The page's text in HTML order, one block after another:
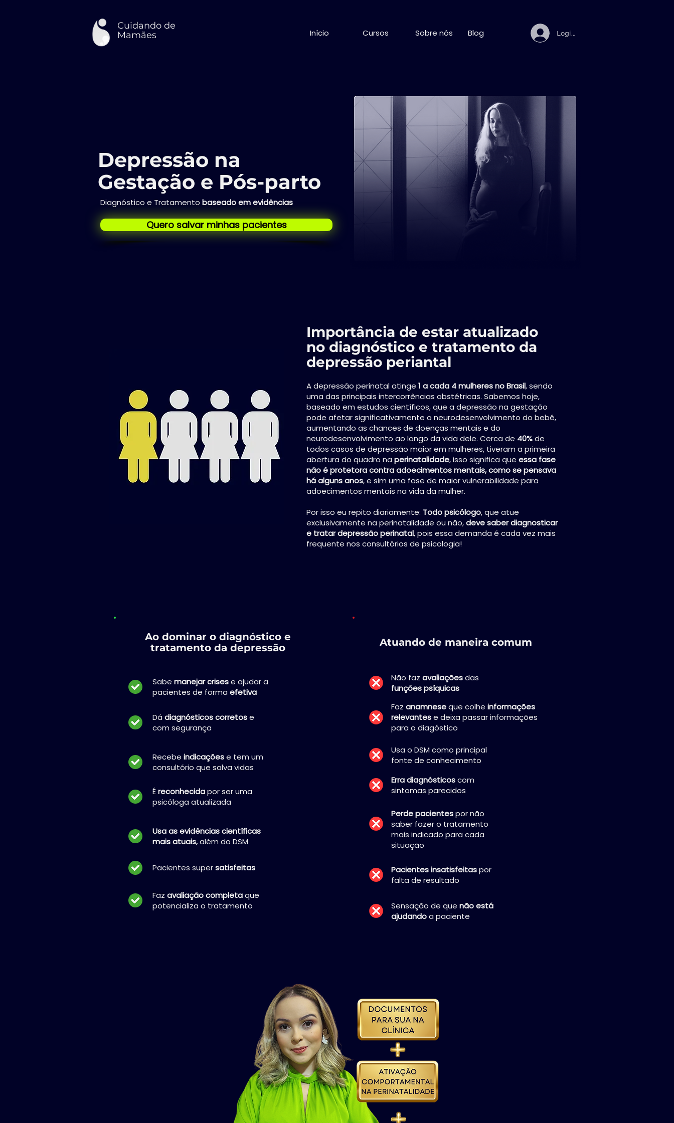
Cuidando de
Mamães
Início Cursos Sobre nós Blog Login
Depressão na
Gestação e Pós-parto
Diagnóstico e Tratamento baseado em evidências
Quero salvar minhas pacientes
Importância de estar atualizado
no diagnóstico e tratamento da
depressão periantal
A depressão perinatal atinge 1 a cada 4 mulheres no Brasil, sendo
uma das principais intercorrências obstétricas. Sabemos hoje,
baseado em estudos científicos, que a depressão na gestação
pode afetar significativamente o neurodesenvolvimento do bebê,
aumentando as chances de doenças mentais e do
neurodesenvolvimento ao longo da vida dele. Cerca de 40%de
todos casos de depressão maior em mulheres, tiveram a primeira
abertura do quadro na perinatalidade, isso significa que essa fase
não é protetora contra adoecimentos mentais, como se pensava
há alguns anos, e sim uma fase de maior vulnerabilidade para
adoecimentos mentais na vida da mulher.
Por isso eu repito diariamente: Todo psicólogo, que atue
exclusivamente na perinatalidade ou não,deve saber diagnosticar
e tratar depressão perinatal, pois essa demanda é cada vez mais
frequente nos consultórios de psicologia!
Sabe manejar crisese ajudar a
pacientes de forma efetiva
Dá diagnósticos corretose
com segurança
Recebe indicaçõese tem um
consultório que salva vidas
Éreconhecidapor ser uma
psicóloga atualizada
Usa as evidências científicas
mais atuais,além do DSM
Pacientes supersatisfeitas
Faz avaliação completaque
potencializa o tratamento
Ao dominar o diagnóstico e
tratamento da depressão
Atuando de maneira comum
Não faz avaliaçõesdas
funções psíquicas
Faz anamneseque colhe informações
relevantese deixa passar informações
para o diagóstico
Usa o DSM como principal
fonte de conhecimento
Erra diagnósticoscom
sintomas parecidos
Perde pacientespor não
saber fazer o tratamento
mais indicado para cada
situação
Pacientes insatisfeitaspor
falta de resultado
Sensação de que não está
ajudandoa paciente